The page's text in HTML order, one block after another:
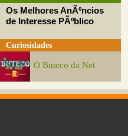
Os Melhores AnÃºncios
de Interesse PÃºblico
Curiosidades
O Buteco da Net